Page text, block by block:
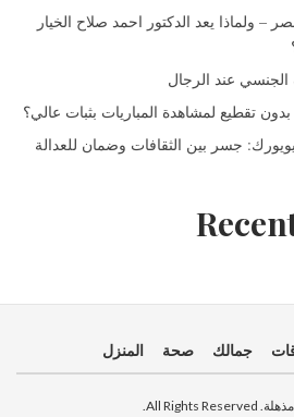
ولماذا يعد الدكتور احمد صلاح الخيار
عند الرجال
جسر بين الثقافات وضمان للعدالة
جمالك صحة المنزل